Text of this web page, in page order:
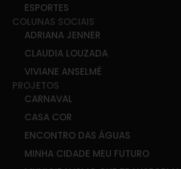
ESPORTES
COLUNAS SOCIAIS
ADRIANA JENNER
CLAUDIA LOUZADA
VIVIANE ANSELMÉ
PROJETOS
CARNAVAL
CASA COR
ENCONTRO DAS ÁGUAS
MINHA CIDADE MEU FUTURO